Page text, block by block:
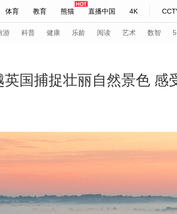
体育 教育 熊猫 直播中国 4K
妙语 热解读 天天学习
持人 下载央视影音
游 科普 健康 乐龄 阅读 艺术 数智
4K专区 全景新闻
会 CBA NBA 中超 国足
冰雪道路 足球道路
国捕捉壮丽自然景色 感